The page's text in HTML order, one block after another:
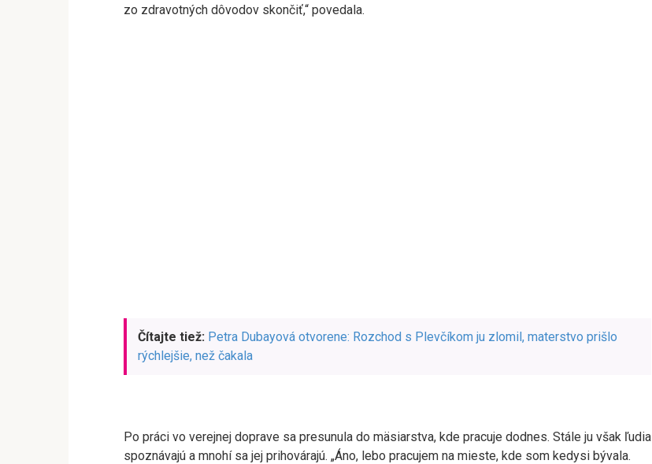
zo zdravotných dôvodov skončiť,“ povedala.
Čítajte tiež: Petra Dubayová otvorene: Rozchod s Plevčíkom ju zlomil, materstvo prišlo
rýchlejšie, než čakala
Po práci vo verejnej doprave sa presunula do mäsiarstva, kde pracuje dodnes. Stále ju však ľudia
spoznávajú a mnohí sa jej prihovárajú. „Áno, lebo pracujem na mieste, kde som kedysi bývala.